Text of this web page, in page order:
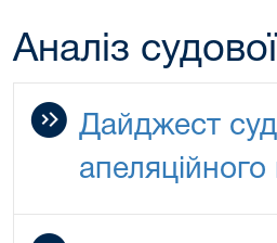
Аналіз
Дайджест